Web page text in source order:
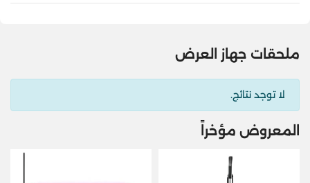
ملحقات جهاز العرض
لا توجد نتائج.
المعروض مؤخراً